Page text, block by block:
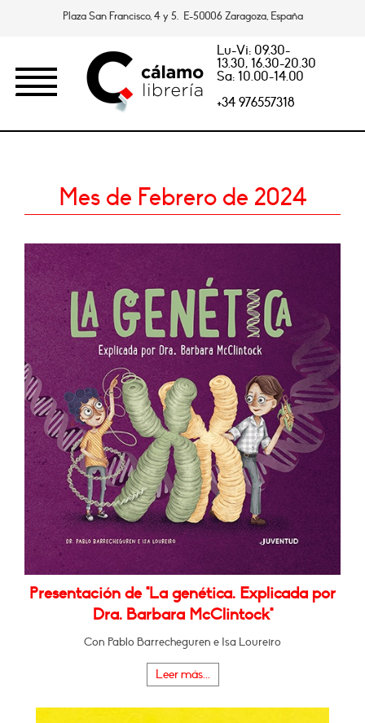
Plaza San Francisco, 4 y 5. E-50006 Zaragoza, España
Lu-Vi: 09.30-
13.30, 16.30-20.30
Sa: 10.00-14.00
+34 976557318
Mes de Febrero de 2024
Presentación de "La genética. Explicada por
Dra. Barbara McClintock"
Con Pablo Barrecheguren e Isa Loureiro
Leer más...